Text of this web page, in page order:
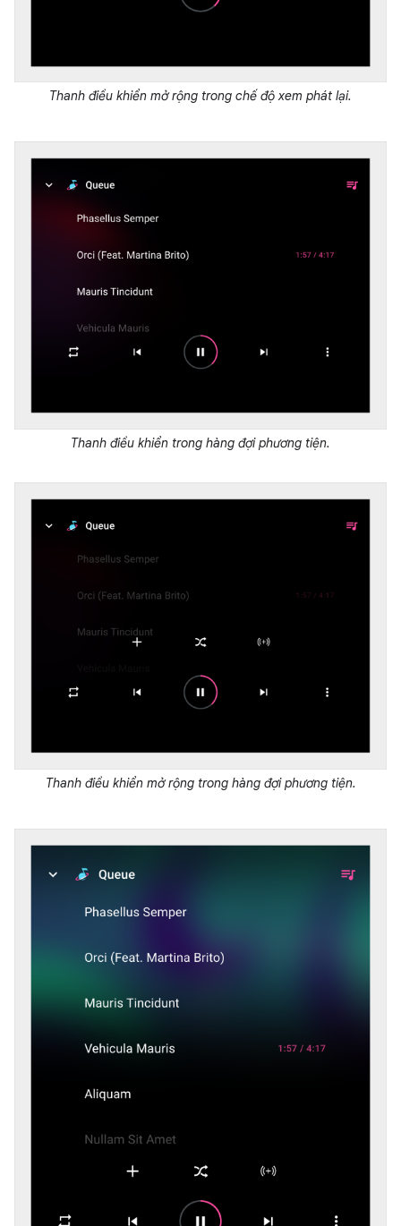
Thanh điều khiển mở rộng trong chế độ xem phát lại.
Thanh điều khiển trong hàng đợi phương tiện.
Thanh điều khiển mở rộng trong hàng đợi phương tiện.